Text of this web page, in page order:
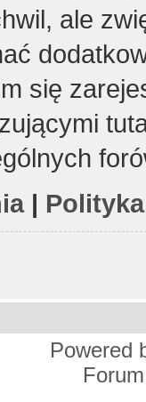
ale
się
|
Powered